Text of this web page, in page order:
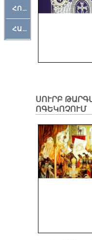
ՀՈԳԵՄՏԱՒՈՐ
ՀԱՐԹԱԿ
ՍՈՒՐԲ
ՈԳԵԿՈՉՈՒՄ